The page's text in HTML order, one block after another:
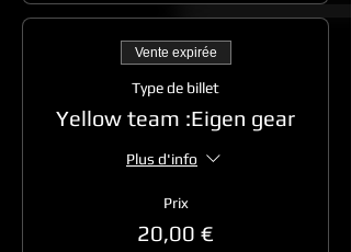
Vente expirée
Type de billet
Yellow team :Eigen gear
Plus d'info
Prix
20,00 €